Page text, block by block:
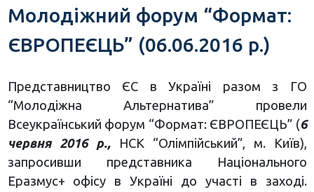
Молодіжний форум “Формат:
ЄВРОПЕЄЦЬ” (06.06.2016 р.)
Представництво ЄС в Україні разом з ГО
“Молодіжна Альтернатива” провели
Всеукраїнський форум “Формат: ЄВРОПЕЄЦЬ” (6
червня 2016 р.,НСК “Олімпійський”, м. Київ),
запросивши представника Національного
Еразмус+ офісу в Україні до участі в заході.